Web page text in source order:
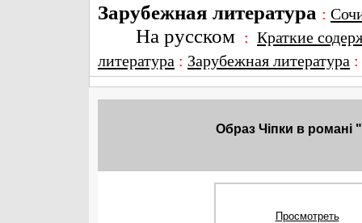
Зарубежная литература :
На русском : Краткие
литература : Зарубежная литература
Образ Чiпки в романі
Просмотреть